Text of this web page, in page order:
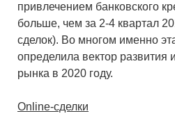
привлечением банковского
больше, чем за 2-4 квартал
сделок). Во многом именно
определила вектор развития
рынка в 2020 году.
Online-сделки